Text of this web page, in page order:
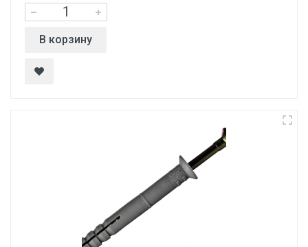
В корзину